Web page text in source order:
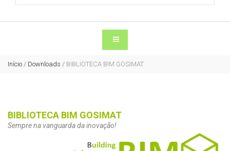
Início / Downloads / BIBLIOTECA BIM GOSIMAT
BIBLIOTECA BIM GOSIMAT
Sempre na vanguarda da inovação!